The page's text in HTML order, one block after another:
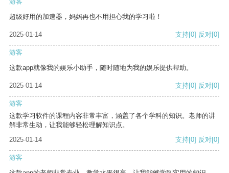
超级好用的加速器，妈妈再也不用担心我的学习啦！
2025-01-14 支持[0] 反对[0]
游客
这款app就像我的娱乐小助手，随时随地为我的娱乐提供帮助。
2025-01-14 支持[0] 反对[0]
游客
这款学习软件的课程内容非常丰富，涵盖了各个学科的知识。老师的讲
解非常生动，让我能够轻松理解知识点。
2025-01-14
支持[0] 反对[0]
游客